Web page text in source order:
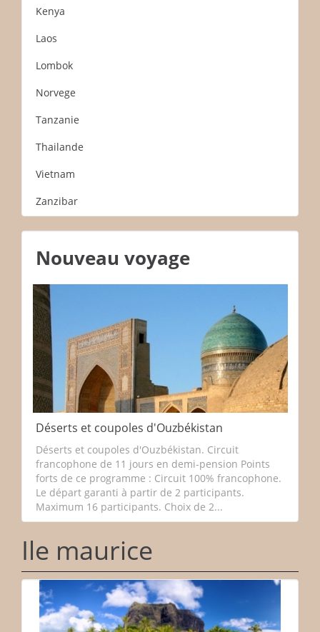
Kenya
Laos
Lombok
Norvege
Tanzanie
Thailande
Vietnam
Zanzibar
Nouveau voyage
Déserts et coupoles d'Ouzbékistan
Déserts et coupoles d'Ouzbékistan. Circuit
francophone de 11 jours en demi-pension Points
forts de ce programme : Circuit 100% francophone.
Le départ garanti à partir de 2 participants.
Maximum 16 participants. Choix de 2...
Ile maurice